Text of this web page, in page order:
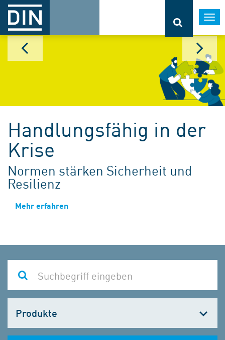
Handlungsfähig in der
Krise
Normen stärken Sicherheit und
Resilienz
Mehr erfahren
wählen